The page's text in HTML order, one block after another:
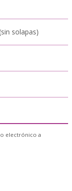
solapas)
electrónico a